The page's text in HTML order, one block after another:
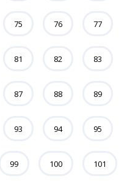
75 76 77
81 82 83
87 88 89
93 94 95
99 100 101